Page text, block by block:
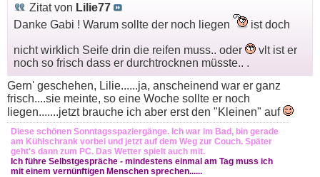
Zitat von Lilie77
Danke Gabi ! Warum sollte der noch liegen
ist doch
nicht wirklich Seife drin die reifen muss.. oder
vlt ist er
noch so frisch dass er durchtrocknen müsste.. .
Gern' geschehen, Lilie......ja, anscheinend war er ganz
frisch....sie meinte, so eine Woche sollte er noch
liegen.......jetzt brauche ich aber erst den "Kleinen" auf
Diese schönen Sonntagsspaziergänge. Ich war im Bad, bin gerade
am Kühlschrank vorbei und jetzt auf dem Weg zur Couch. Später
geht's dann zum PC. Das Wetter spielt auch mit.
Ich führe Selbstgespräche - mindestens einmal am Tag muss ich
mit einem vernünftigen Menschen sprechen......